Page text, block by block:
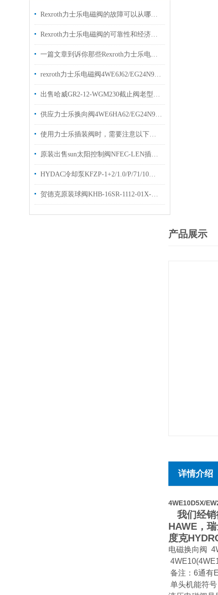
Rexroth力士乐电磁阀的故障可以从哪里进行排查
Rexroth力士乐电磁阀的可靠性和经济性解读
一篇文章到诉你那些Rexroth力士乐电磁阀常见的符号的是什么意思
rexroth力士乐电磁阀4WE6J62/EG24N9K4两位三通阀
出售哈威GR2-12-WGM230截止阀老型号GR2-1-WG230
供应力士乐换向阀4WE6HA62/EG24N9K4型号齐全
使用力士乐插装阀时，需要注意以下几个关键的事项
原装出售sun太阳控制阀NFEC-LEN插装阀样本技术参数
HYDAC冷却泵KFZP-1+2/1.0/P/71/10电机泵优势出售
贺德克原装球阀KHB-16SR-1112-01X-A直销高压球阀KHB
产品展示
详情介绍
4WE10D5X/
我们经销
HAWE，
度克
电磁换向阀
备注：6通
单头机能符